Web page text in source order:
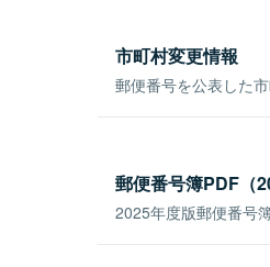
市町村変更情報
郵便番号を公表した
郵便番号簿PDF（
2025年度版郵便番号